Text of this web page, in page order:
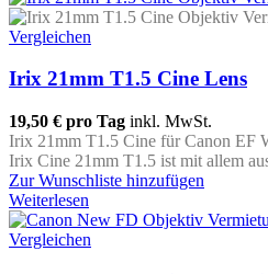
Vergleichen
Irix 21mm T1.5 Cine Lens
19,50 € pro Tag inkl. MwSt.
Irix 21mm T1.5 Cine für Canon EF
Irix Cine 21mm T1.5 ist mit allem
Zur Wunschliste hinzufügen
Weiterlesen
Vergleichen